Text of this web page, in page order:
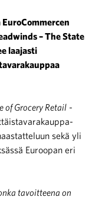
– The State
laajasti
of Grocery Retail -
sekä yli
Euroopan eri
tavoitteena on